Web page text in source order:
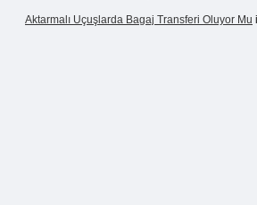
Aktarmalı Uçuşlarda Bagaj Transferi Oluyor Mu